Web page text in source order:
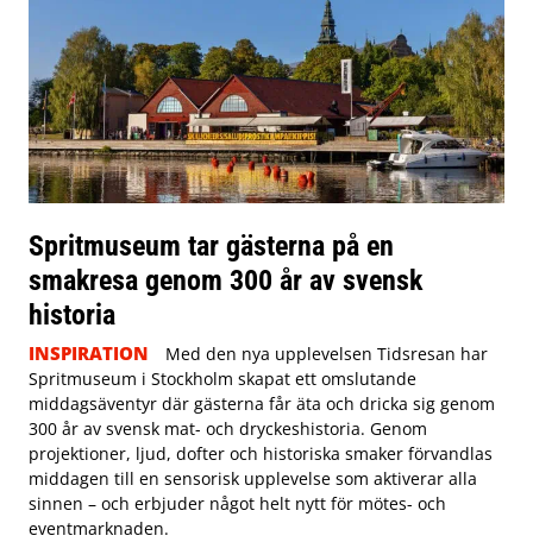
Spritmuseum tar gästerna på en
smakresa genom 300 år av svensk
historia
INSPIRATION
Med den nya upplevelsen Tidsresan har
Spritmuseum i Stockholm skapat ett omslutande
middagsäventyr där gästerna får äta och dricka sig genom
300 år av svensk mat- och dryckeshistoria. Genom
projektioner, ljud, dofter och historiska smaker förvandlas
middagen till en sensorisk upplevelse som aktiverar alla
sinnen – och erbjuder något helt nytt för mötes- och
eventmarknaden.